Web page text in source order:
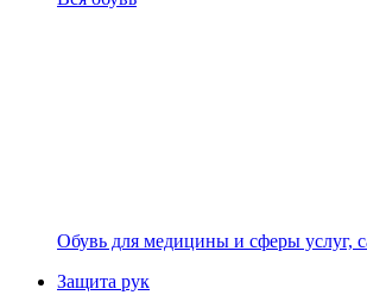
Обувь для медицины и сферы услуг,
Защита рук